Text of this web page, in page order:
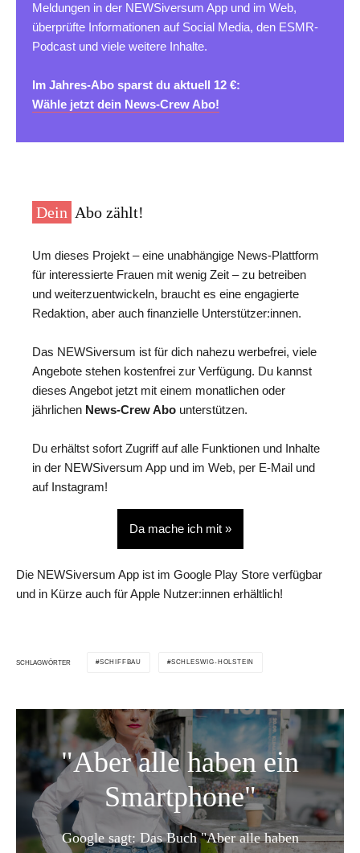
Meldungen in der NEWSiversum App und im Web,
überprüfte Informationen auf Social Media, den ESMR-
Podcast und viele weitere Inhalte.
Im Jahres-Abo sparst du aktuell 12 €:
Wähle jetzt dein News-Crew Abo!
Dein Abo zählt!
Um dieses Projekt – eine unabhängige News-Plattform
für interessierte Frauen mit wenig Zeit – zu betreiben
und weiterzuentwickeln, braucht es eine engagierte
Redaktion, aber auch finanzielle Unterstützer:innen.
Das NEWSiversum ist für dich nahezu werbefrei, viele
Angebote stehen kostenfrei zur Verfügung. Du kannst
dieses Angebot jetzt mit einem monatlichen oder
jährlichen News-Crew Abo unterstützen.
Du erhältst sofort Zugriff auf alle Funktionen und Inhalte
in der NEWSiversum App und im Web, per E-Mail und
auf Instagram!
Da mache ich mit »
Die NEWSiversum App ist im Google Play Store verfügbar
und in Kürze auch für Apple Nutzer:innen erhältlich!
SCHLAGWÖRTER SCHIFFBAU SCHLESWIG-HOLSTEIN
"Aber alle haben ein
Smartphone"
Google sagt: Das Buch "Aber alle haben